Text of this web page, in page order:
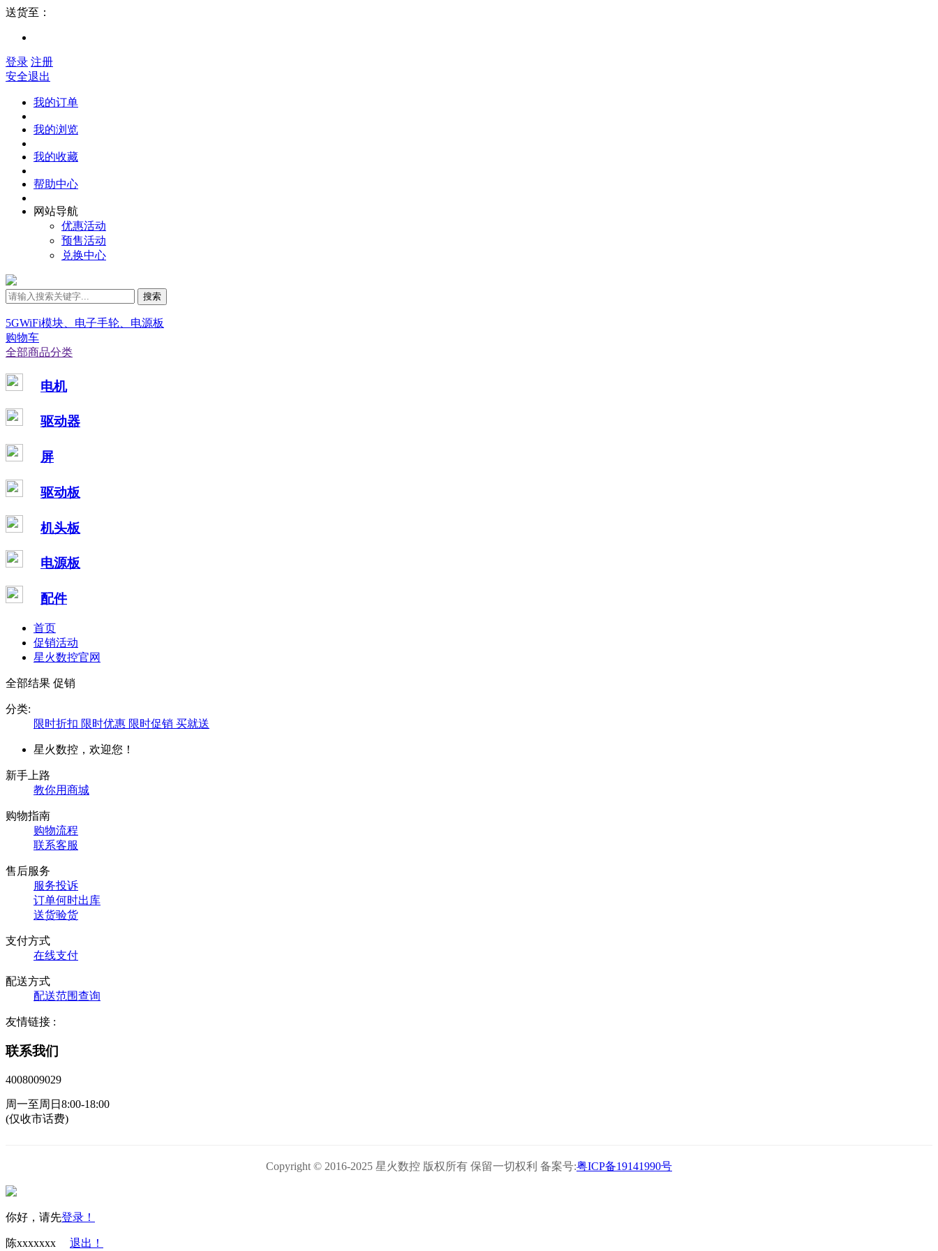
送货至：
登录 注册
安全退出
我的订单
我的浏览
我的收藏
帮助中心
网站导航
优惠活动
预售活动
兑换中心
搜索
5GWiFi模块、电子手轮、电源板
购物车
全部商品分类
电机
驱动器
屏
驱动板
机头板
电源板
配件
首页
促销活动
星火数控官网
全部结果 促销
分类:
限时折扣 限时优惠 限时促销 买就送
星火数控，欢迎您！
新手上路
教你用商城
购物指南
购物流程
联系客服
售后服务
服务投诉
订单何时出库
送货验货
支付方式
在线支付
配送方式
配送范围查询
友情链接 :
联系我们
4008009029
周一至周日8:00-18:00
(仅收市话费)
Copyright © 2016-2025 星火数控 版权所有 保留一切权利 备案号:粤ICP备19141990号
你好，请先登录！
陈xxxxxxx 退出！